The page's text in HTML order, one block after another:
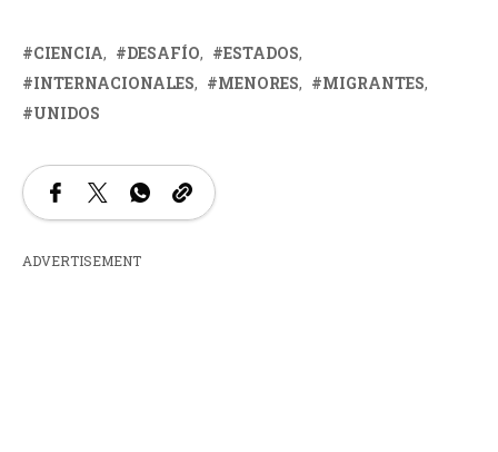
CIENCIA DESAFÍO
ESTADOS
INTERNACIONALES
MENORES
MIGRANTES
UNIDOS
ADVERTISEMENT